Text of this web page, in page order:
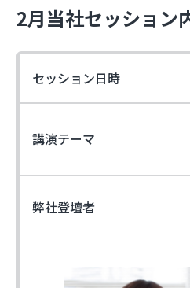
2月当社セッション
セッション日時
講演テーマ
弊社登壇者